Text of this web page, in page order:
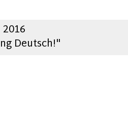
2016
Deutsch!"